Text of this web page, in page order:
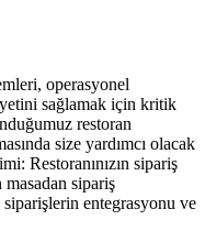
operasyonel
sağlamak için kritik
restoran
size yardımcı olacak
Restoranınızın sipariş
sipariş
entegrasyonu ve